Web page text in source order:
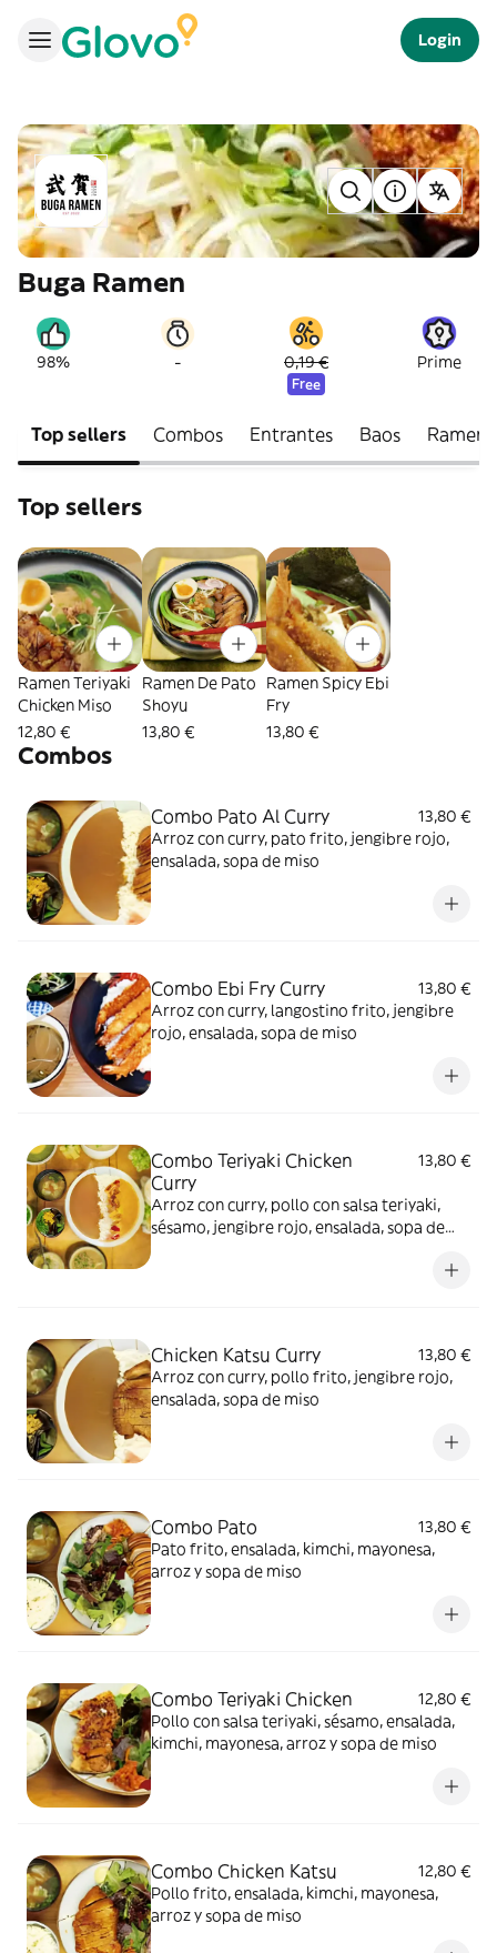
Login
Buga Ramen
98% - 0,19 €
Free
Prime
Top sellers Combos Entrantes Baos Ramen
Top sellers
Ramen Teriyaki
Chicken Miso
12,80 €
Ramen De Pato
Shoyu
13,80 €
Ramen Spicy Ebi
Fry
13,80 €
Combos
Combo Pato Al Curry
13,80 €
Arroz con curry, pato frito, jengibre rojo,
ensalada, sopa de miso
Combo Ebi Fry Curry
13,80 €
Arroz con curry, langostino frito, jengibre
rojo, ensalada, sopa de miso
Combo Teriyaki Chicken
Curry
13,80 €
Arroz con curry, pollo con salsa teriyaki,
sésamo, jengibre rojo, ensalada, sopa de
Chicken Katsu Curry
13,80 €
Arroz con curry, pollo frito, jengibre rojo,
ensalada, sopa de miso
Combo Pato
13,80 €
Pato frito, ensalada, kimchi, mayonesa,
arroz y sopa de miso
Combo Teriyaki Chicken
12,80 €
Pollo con salsa teriyaki, sésamo, ensalada,
kimchi, mayonesa, arroz y sopa de miso
Combo Chicken Katsu
12,80 €
Pollo frito, ensalada, kimchi, mayonesa,
arroz y sopa de miso